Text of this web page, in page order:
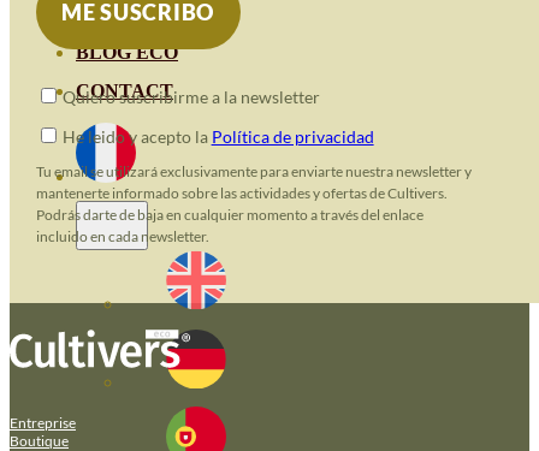
RECURSOS
BLOG ECO
CONTACT
Quiero suscribirme a la newsletter
He leido y acepto la Política de privacidad
Tu email se utilizará exclusivamente para enviarte nuestra newsletter y
mantenerte informado sobre las actividades y ofertas de Cultivers.
Podrás darte de baja en cualquier momento a través del enlace
incluido en cada newsletter.
Entreprise
Boutique